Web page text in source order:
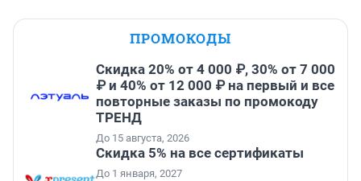
ПРОМОКОДЫ
Скидка 20% от 4 000 ₽, 30% от 7 000
₽ и 40% от 12 000 ₽ на первый и все
повторные заказы по промокоду
ТРЕНД
До 15 августа, 2026
Скидка 5% на все сертификаты
До 1 января, 2027